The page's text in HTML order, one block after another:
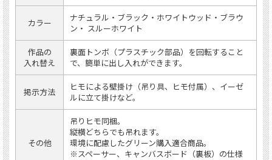
カラー
ナチュラル・ブラック・ホワイトウッド・ブラウ
ン・ スルーホワイト
作品の
入れ替え
裏面トンボ（プラスチック部品）を回転すること
で、簡単に出し入れができます。
掲示方法
ヒモによる壁掛け（吊り具、ヒモ付属）、イーゼ
ルに立て掛けなど。
その他
吊りヒモ同梱。
縦横どちらでも吊れます。
環境に配慮したグリーン購入適合商品。
※スペーサー、キャンバスボード（裏板）の仕様